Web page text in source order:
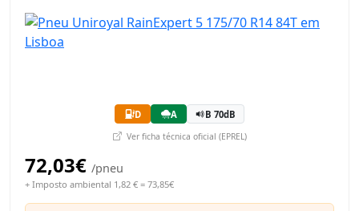
D A B 70dB
Ver ficha técnica oficial (EPREL)
72,03€ /pneu
+ Imposto ambiental 1,82 € = 73,85€